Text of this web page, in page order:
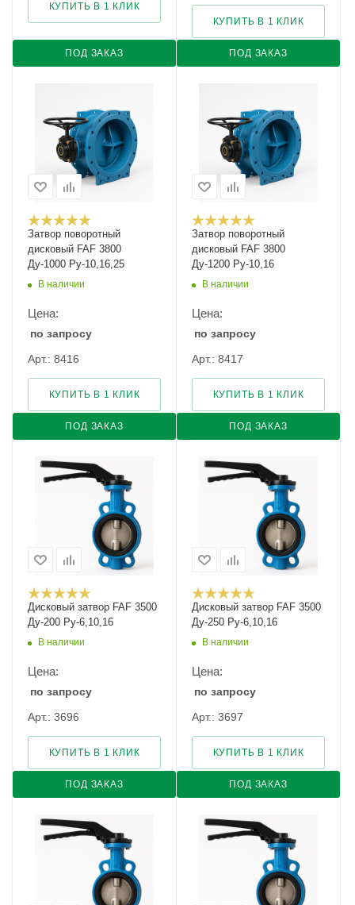
ПОД ЗАКАЗ
КУПИТЬ В 1 КЛИК
ПОД ЗАКАЗ
КУПИТЬ В 1 КЛИК
Затвор поворотный
дисковый FAF 3800
Ду-1000 Ру-10,16,25
В наличии
Цена:
по запросу
Арт.: 8416
ПОД ЗАКАЗ
КУПИТЬ В 1 КЛИК
Затвор поворотный
дисковый FAF 3800
Ду-1200 Ру-10,16
В наличии
Цена:
по запросу
Арт.: 8417
ПОД ЗАКАЗ
КУПИТЬ В 1 КЛИК
Дисковый затвор FAF 3500
Ду-200 Ру-6,10,16
В наличии
Цена:
по запросу
Арт.: 3696
ПОД ЗАКАЗ
КУПИТЬ В 1 КЛИК
Дисковый затвор FAF 3500
Ду-250 Ру-6,10,16
В наличии
Цена:
по запросу
Арт.: 3697
ПОД ЗАКАЗ
КУПИТЬ В 1 КЛИК